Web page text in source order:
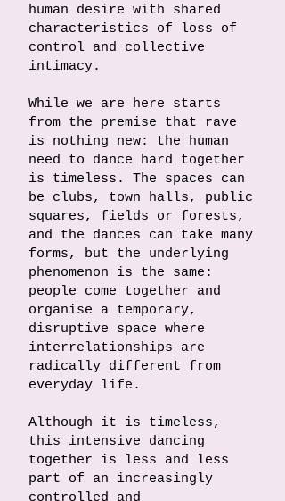
human desire with shared
characteristics of loss of
control and collective
intimacy.
While we are here starts
from the premise that rave
is nothing new: the human
need to dance hard together
is timeless. The spaces can
be clubs, town halls, public
squares, fields or forests,
and the dances can take many
forms, but the underlying
phenomenon is the same:
people come together and
organise a temporary,
disruptive space where
interrelationships are
radically different from
everyday life.
Although it is timeless,
this intensive dancing
together is less and less
part of an increasingly
controlled and